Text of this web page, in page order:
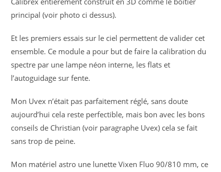
principal (voir photo ci dessus).
Et les premiers essais sur le ciel permettent de valider cet
ensemble. Ce module a pour but de faire la calibration du
spectre par une lampe néon interne, les flats et
l’autoguidage sur fente.
Mon Uvex n’était pas parfaitement réglé, sans doute
aujourd’hui cela reste perfectible, mais bon avec les bons
conseils de Christian (voir paragraphe Uvex) cela se fait
sans trop de peine.
Mon matériel astro une lunette Vixen Fluo 90/810 mm, ce